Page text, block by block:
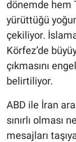
dönemde hem
yürüttüğü
çekiliyor.
Körfez’de
çıkmasını
belirtiliyor.
ABD ile İran
sınırlı olması
mesajları